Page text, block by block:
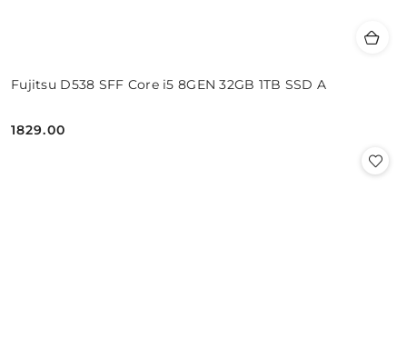
Fujitsu D538 SFF Core i5 8GEN 32GB 1TB SSD A
Cena:
1829.00